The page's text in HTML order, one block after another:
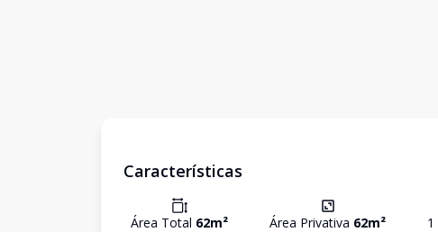
Características
Área Total 62m² Área Privativa 62m² 1